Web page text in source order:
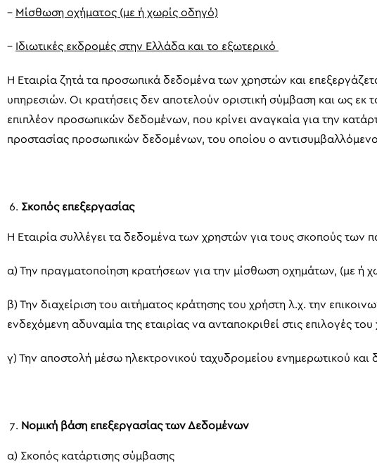
– Μίσθωση οχήματος (με ή χωρίς οδηγό)
– Ιδιωτικές εκδρομές στην Ελλάδα και το εξωτερικό
Η Εταιρία ζητά τα προσωπικά δεδομένα των χρηστών και
υπηρεσιών. Οι κρατήσεις δεν αποτελούν οριστική σύμβαση και ως
επιπλέον προσωπικών δεδομένων, που κρίνει αναγκαία για την
προστασίας προσωπικών δεδομένων, του οποίου ο
Σκοπός επεξεργασίας
Η Εταιρία συλλέγει τα δεδομένα των χρηστών για τους σκοπούς των
α) Την πραγματοποίηση κρατήσεων για την μίσθωση οχημάτων, (με ή
β) Την διαχείριση του αιτήματος κράτησης του χρήστη λ.χ. την
ενδεχόμενη αδυναμία της εταιρίας να ανταποκριθεί στις επιλογές του
γ) Την αποστολή μέσω ηλεκτρονικού ταχυδρομείου ενημερωτικού και
Νομική βάση επεξεργασίας των Δεδομένων
α) Σκοπός κατάρτισης σύμβασης